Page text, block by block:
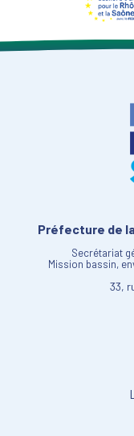
Préfecture de
Secrétariat
Mission bassin,
33,